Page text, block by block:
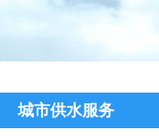
城市供水服务